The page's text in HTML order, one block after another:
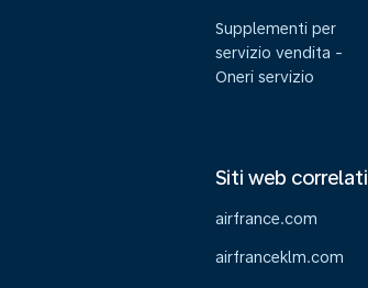
Supplementi per
servizio vendita -
Oneri servizio
Siti web correlati
airfrance.com
airfranceklm.com